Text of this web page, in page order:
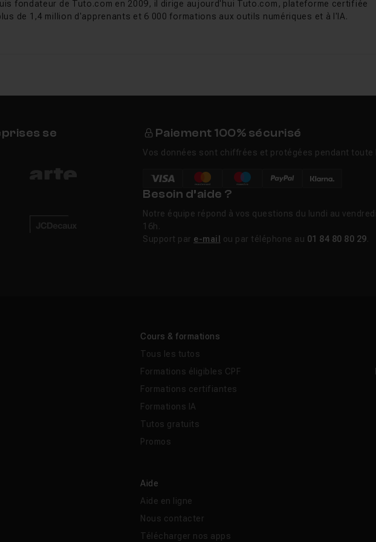
de personnes -, mais aussi les plugins.
reste aisée à prendre en main, il peut s’avérer indispensable de suivre une
totalement. Tuto.com vous permet d’obtenir uneformation Nagiospour une
afin d’en tirer tous les avantages.
fondateur de Tuto.com en 2009, il dirige aujourd'hui Tuto.com, plateforme certifiée
de 1,4 million d'apprenants et 6 000 formations aux outils numériques et à l'IA.
se
Paiement 100% sécurisé
Vos données sont chiffrées et protégées pendant toute
Besoin d’aide ?
Notre équipe répond à vos questions du lundi au
16h.
Support par e-mail ou par téléphone au 01 84 80 80 29
Cours & formations
Tous les tutos
Formations éligibles CPF
Formations certifiantes
Formations IA
Tutos gratuits
Promos
Aide
Aide en ligne
Nous contacter
Télécharger nos apps